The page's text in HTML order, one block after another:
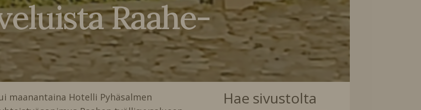
Raahe-
maanantaina Hotelli Pyhäsalmen
Hae sivustolta